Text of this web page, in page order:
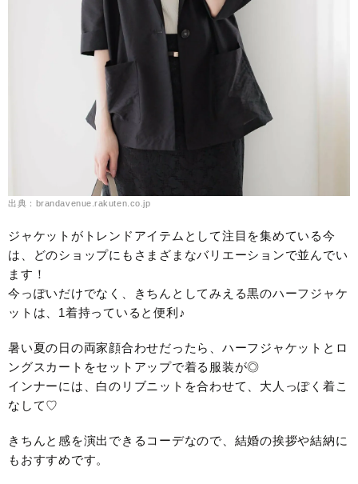
出典：brandavenue.rakuten.co.jp
ジャケットがトレンドアイテムとして注目を集めている今
は、どのショップにもさまざまなバリエーションで並んでい
ます！
今っぽいだけでなく、きちんとしてみえる黒のハーフジャケ
ットは、1着持っていると便利♪
暑い夏の日の両家顔合わせだったら、ハーフジャケットとロ
ングスカートをセットアップで着る服装が◎
インナーには、白のリブニットを合わせて、大人っぽく着こ
なして♡
きちんと感を演出できるコーデなので、結婚の挨拶や結納に
もおすすめです。